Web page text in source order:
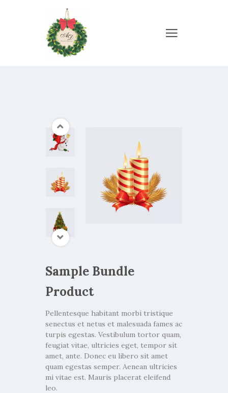
Sample Bundle
Product
Pellentesque habitant morbi tristique
senectus et netus et malesuada fames ac
turpis egestas. Vestibulum tortor quam,
feugiat vitae, ultricies eget, tempor sit
amet, ante. Donec eu libero sit amet
quam egestas semper. Aenean ultricies
mi vitae est. Mauris placerat eleifend
leo.